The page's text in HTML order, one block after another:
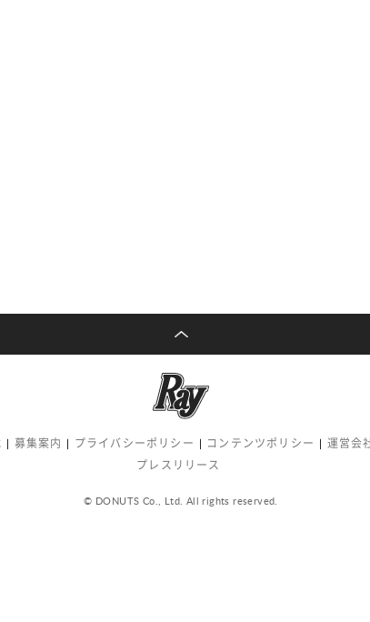
募集案内 プライバシーポリシー コンテンツポリシー 運営会
プレスリリース
© DONUTS Co., Ltd. All rights reserved.